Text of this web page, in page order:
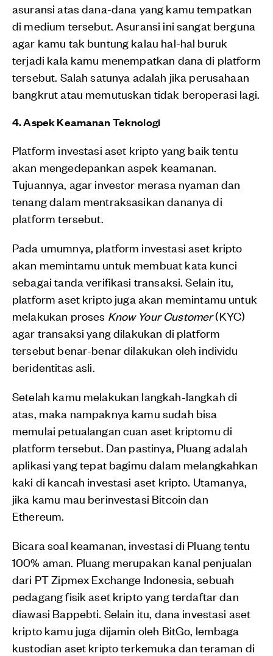
asuransi atas dana-dana yang kamu tempatkan
di medium tersebut. Asuransi ini sangat berguna
agar kamu tak buntung kalau hal-hal buruk
terjadi kala kamu menempatkan dana di platform
tersebut. Salah satunya adalah jika perusahaan
bangkrut atau memutuskan tidak beroperasi lagi.
4. Aspek Keamanan Teknologi
Platform investasi aset kripto yang baik tentu
akan mengedepankan aspek keamanan.
Tujuannya, agar investor merasa nyaman dan
tenang dalam mentraksasikan dananya di
platform tersebut.
Pada umumnya, platform investasi aset kripto
akan memintamu untuk membuat kata kunci
sebagai tanda verifikasi transaksi. Selain itu,
platform aset kripto juga akan memintamu untuk
melakukan proses Know Your Customer(KYC)
agar transaksi yang dilakukan di platform
tersebut benar-benar dilakukan oleh individu
beridentitas asli.
Setelah kamu melakukan langkah-langkah di
atas, maka nampaknya kamu sudah bisa
memulai petualangan cuan aset kriptomu di
platform tersebut. Dan pastinya, Pluang adalah
aplikasi yang tepat bagimu dalam melangkahkan
kaki di kancah investasi aset kripto. Utamanya,
jika kamu mau berinvestasi Bitcoin dan
Ethereum.
Bicara soal keamanan, investasi di Pluang tentu
100% aman. Pluang merupakan kanal penjualan
dari PT Zipmex Exchange Indonesia, sebuah
pedagang fisik aset kripto yang terdaftar dan
diawasi Bappebti. Selain itu, dana investasi aset
kripto kamu juga dijamin oleh BitGo, lembaga
kustodian aset kripto terkemuka dan teraman di